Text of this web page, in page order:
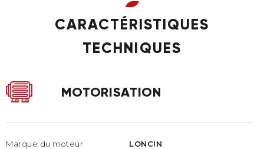
CARACTÉRISTIQUES
TECHNIQUES
MOTORISATION
Marque du moteur LONCIN